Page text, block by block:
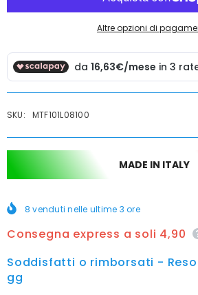
Altre opzioni di
SKU: MTF101L08100
MADE IN ITALY
8 venduti nelle ultime 3 ore
Consegna express a soli 4,90
Soddisfatti o rimborsati - Reso
gg